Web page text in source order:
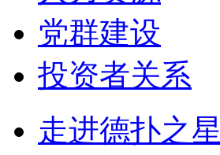
党群建设
投资者关系
走进德扑之星